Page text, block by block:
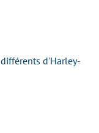
d'Harley-